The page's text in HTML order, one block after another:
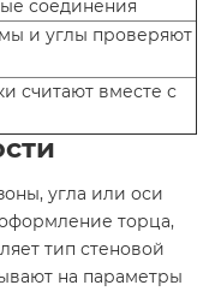
соединения
и углы проверяют
считают вместе с
угла или оси
торца,
тип стеновой
на параметры